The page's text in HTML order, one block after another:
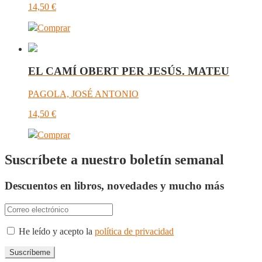
14,50 €
Comprar
EL CAMÍ OBERT PER JESÚS. MATEU
PAGOLA, JOSÉ ANTONIO
14,50 €
Comprar
Suscríbete a nuestro boletín semanal
Descuentos en libros, novedades y mucho más
He leído y acepto la política de privacidad